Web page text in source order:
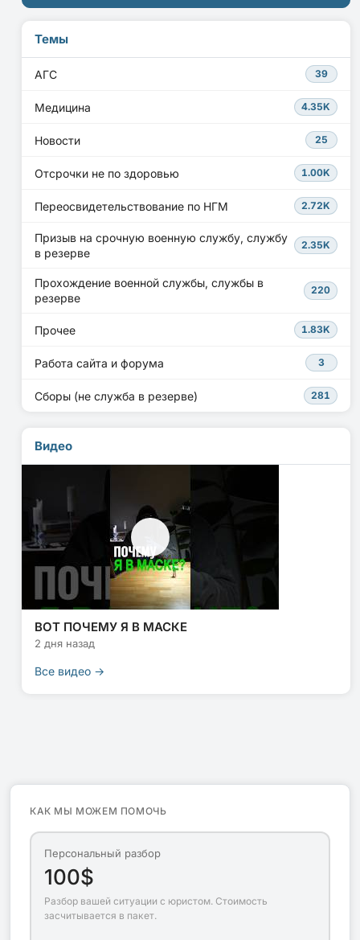
Темы
АГС 39
Медицина 4.35K
Новости 25
Отсрочки не по здоровью 1.00K
Переосвидетельствование по НГМ 2.72K
Призыв на срочную военную службу, службу
в резерве
2.35K
Прохождение военной службы, службы в
резерве
220
Прочее 1.83K
Работа сайта и форума 3
Сборы (не служба в резерве) 281
Видео
ВОТ ПОЧЕМУ Я В МАСКЕ
2 дня назад
Все видео →
КАК МЫ МОЖЕМ ПОМОЧЬ
Персональный разбор
100$
Разбор вашей ситуации с юристом. Стоимость
засчитывается в пакет.